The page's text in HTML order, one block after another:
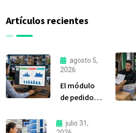
Artículos recientes
agosto 5,
2026
El módulo
de pedidos:
lajulio 31,